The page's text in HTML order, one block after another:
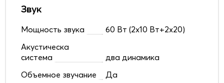
Звук
Мощность звука
60 Вт (2х10 Вт+2x20)
Акустическа
система
два динамика
Объемное звучание
Да